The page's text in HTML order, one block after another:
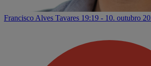
Francisco Alves Tavares 19:19 - 10. outubro